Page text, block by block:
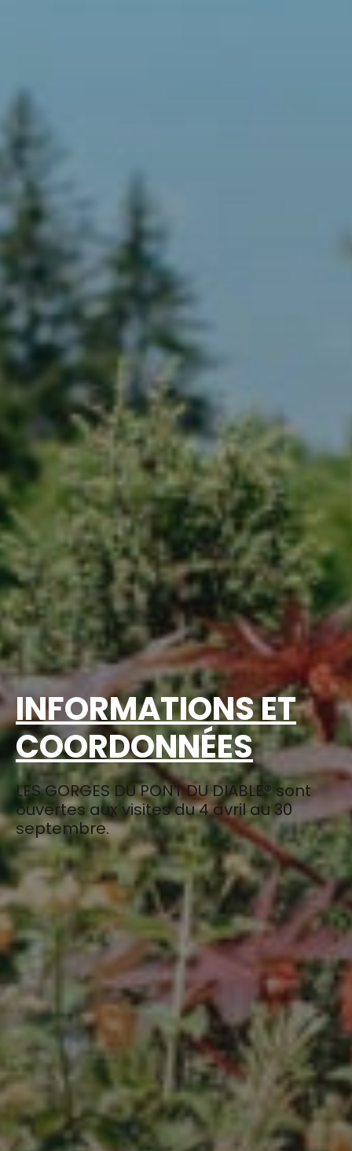
INFORMATIONS ET
COORDONNÉES
LES GORGES DU PONT DU DIABLE® sont
ouvertes aux visites du 4 avril au 30
septembre.